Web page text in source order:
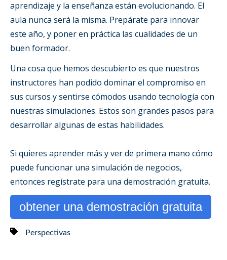
aprendizaje y la enseñanza están evolucionando. El
aula nunca será la misma. Prepárate para innovar
este año, y poner en práctica las cualidades de un
buen formador.
Una cosa que hemos descubierto es que nuestros
instructores han podido dominar el compromiso en
sus cursos y sentirse cómodos usando tecnología con
nuestras simulaciones. Estos son grandes pasos para
desarrollar algunas de estas habilidades.
Si quieres aprender más y ver de primera mano cómo
puede funcionar una simulación de negocios,
entonces regístrate para una demostración gratuita.
obtener una demostración gratuita
Perspectivas